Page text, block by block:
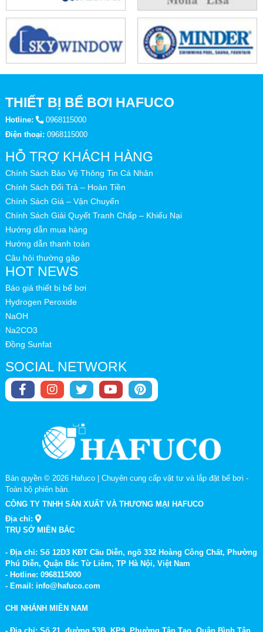
THIẾT BỊ BỂ BƠI HAFUCO
Hotline:
0968115000
Điện thoại: 0968115000
HỖ TRỢ KHÁCH HÀNG
Chính Sách Bảo Vệ Thông Tin Cá Nhân
Chính Sách Đổi Trả – Hoàn Tiền
Chính Sách Giá – Vận Chuyển
Chính Sách Giải Quyết Tranh Chấp – Khiếu Nại
Hướng dẫn mua hàng
Hướng dẫn thanh toán
Câu hỏi thường gặp
HOT NEWS
Báo giá thiết bị bể bơi
Hydrogen Peroxide
NaOH
Na2CO3
Đồng Sunfat
SOCIAL NETWORK
Bản quyền © 2026 Hafuco | Chuyên cung cấp vật tư và lắp đặt bể bơi -
Toàn bộ phiên bản.
CÔNG TY TNHH SẢN XUẤT VÀ THƯƠNG MẠI HAFUCO
Địa chỉ:
TRỤ SỞ MIỀN BẮC
- Địa chỉ: Số 12D3 KĐT Cầu Diễn, ngõ 332 Hoàng Công Chất, Phường
Phú Diễn, Quận Bắc Từ Liêm, TP Hà Nội, Việt Nam
- Hotline: 0968115000
- Email: info@hafuco.com
CHI NHÁNH MIỀN NAM